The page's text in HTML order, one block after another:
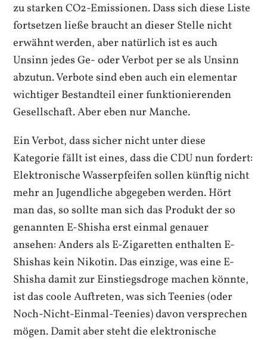
zu starken CO2-Emissionen. Dass sich diese Liste
fortsetzen ließe braucht an dieser Stelle nicht
erwähnt werden, aber natürlich ist es auch
Unsinn jedes Ge- oder Verbot per se als Unsinn
abzutun. Verbote sind eben auch ein elementar
wichtiger Bestandteil einer funktionierenden
Gesellschaft. Aber eben nur Manche.
Ein Verbot, dass sicher nicht unter diese
Kategorie fällt ist eines, dass die CDU nun fordert:
Elektronische Wasserpfeifen sollen künftig nicht
mehr an Jugendliche abgegeben werden. Hört
man das, so sollte man sich das Produkt der so
genannten E-Shisha erst einmal genauer
ansehen: Anders als E-Zigaretten enthalten E-
Shishas kein Nikotin. Das einzige, was eine E-
Shisha damit zur Einstiegsdroge machen könnte,
ist das coole Auftreten, was sich Teenies (oder
Noch-Nicht-Einmal-Teenies) davon versprechen
mögen. Damit aber steht die elektronische